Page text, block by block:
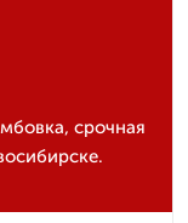
срочная